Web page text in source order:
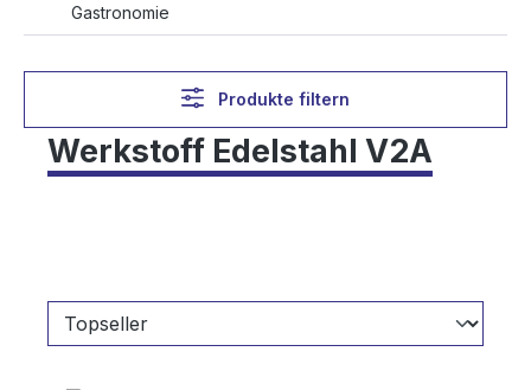
Gastronomie
Produkte filtern
Werkstoff Edelstahl V2A